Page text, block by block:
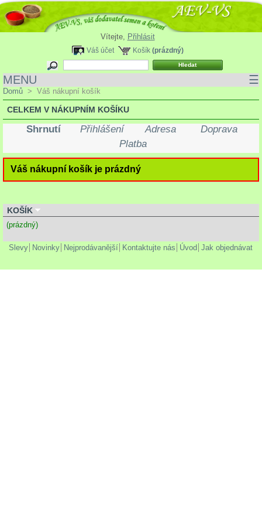
Vítejte, Přihlásit
Košík (prázdný)
Váš účet
MENU ☰
Domů > Váš nákupní košík
CELKEM V NÁKUPNÍM KOŠÍKU
Shrnutí Přihlášení Adresa
Doprava
Platba
Váš nákupní košík je prázdný
KOŠÍK
(prázdný)
Slevy Novinky Nejprodávanější Kontaktujte nás Úvod Jak objednávat